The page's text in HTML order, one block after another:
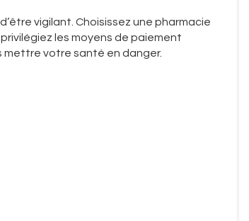
vigilant. Choisissez une pharmacie
les moyens de paiement
mettre votre santé en danger.